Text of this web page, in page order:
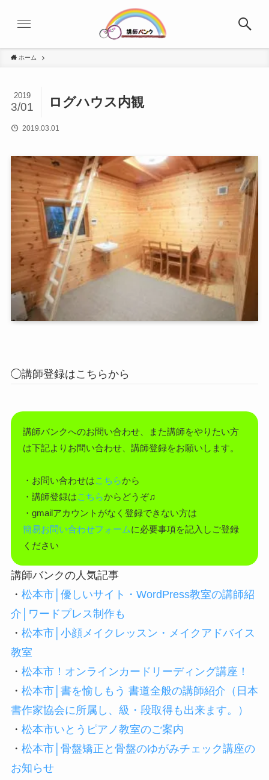
ホーム
ログハウス内観
2019
3/01
2019.03.01
◯講師登録はこちらから
講師バンクへのお問い合わせ、また講師をやりたい方
は下記よりお問い合わせ、講師登録をお願いします。
・お問い合わせはこちらから
・講師登録はこちらからどうぞ♫
・gmailアカウントがなく登録できない方は
簡易お問い合わせフォームに必要事項を記入しご登録
ください
講師バンクの人気記事
・ 松本市│優しいサイト・WordPress教室の講師紹
介│ワードプレス制作も
・ 松本市│小顔メイクレッスン・メイクアドバイス
教室
・ 松本市！オンラインカードリーディング講座！
・ 松本市│書を愉しもう 書道全般の講師紹介（日本
書作家協会に所属し、級・段取得も出来ます。）
・ 松本市いとうピアノ教室のご案内
・ 松本市│骨盤矯正と骨盤のゆがみチェック講座の
お知らせ